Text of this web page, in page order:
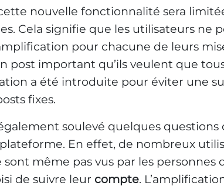
nouvelle fonctionnalité sera
Cela signifie que les utilisateurs ne
pour chacune de leurs
post important qu’ils veulent que
a été introduite pour éviter une
fixes.
soulevé quelques questions
En effet, de nombreux
sont même pas vus par les personnes
de suivre leur compte.